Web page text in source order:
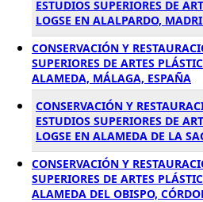
ESTUDIOS SUPERIORES DE
LOGSE EN ALALPARDO,
CONSERVACIÓN Y
SUPERIORES DE ARTES
ALAMEDA, MÁLAGA, ESPAÑA
CONSERVACIÓN Y
ESTUDIOS SUPERIORES DE
LOGSE EN ALAMEDA DE LA
CONSERVACIÓN Y
SUPERIORES DE ARTES
ALAMEDA DEL OBISPO,